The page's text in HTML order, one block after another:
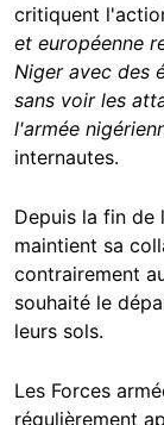
critiquent
et européenne
Niger avec des
sans voir les
l'armée
internautes.
Depuis la fin de
maintient sa
contrairement
souhaité le
leurs sols.
Les Forces
régulièrement